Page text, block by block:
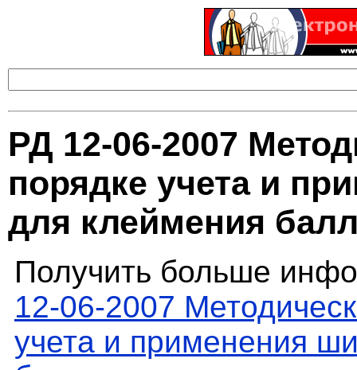
РД 12-06-2007
порядке учета и
для клеймения
Получить больше
12-06-2007
учета и применения